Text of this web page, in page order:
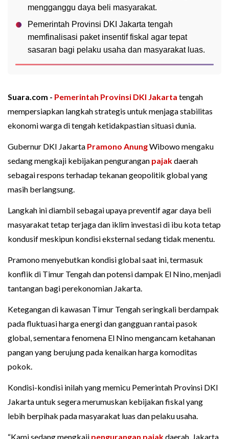
mengganggu daya beli masyarakat.
Pemerintah Provinsi DKI Jakarta tengah
memfinalisasi paket insentif fiskal agar tepat
sasaran bagi pelaku usaha dan masyarakat luas.
Suara.com - Pemerintah Provinsi DKI Jakarta tengah
mempersiapkan langkah strategis untuk menjaga stabilitas
ekonomi warga di tengah ketidakpastian situasi dunia.
Gubernur DKI Jakarta Pramono AnungWibowo mengaku
sedang mengkaji kebijakan pengurangan pajakdaerah
sebagai respons terhadap tekanan geopolitik global yang
masih berlangsung.
Langkah ini diambil sebagai upaya preventif agar daya beli
masyarakat tetap terjaga dan iklim investasi di ibu kota tetap
kondusif meskipun kondisi eksternal sedang tidak menentu.
Pramono menyebutkan kondisi global saat ini, termasuk
konflik di Timur Tengah dan potensi dampak El Nino, menjadi
tantangan bagi perekonomian Jakarta.
Ketegangan di kawasan Timur Tengah seringkali berdampak
pada fluktuasi harga energi dan gangguan rantai pasok
global, sementara fenomena El Nino mengancam ketahanan
pangan yang berujung pada kenaikan harga komoditas
pokok.
Kondisi-kondisi inilah yang memicu Pemerintah Provinsi DKI
Jakarta untuk segera merumuskan kebijakan fiskal yang
lebih berpihak pada masyarakat luas dan pelaku usaha.
“Kami sedang mengkaji pengurangan pajakdaerah. Jakarta